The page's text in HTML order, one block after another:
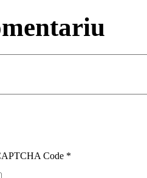
Code *